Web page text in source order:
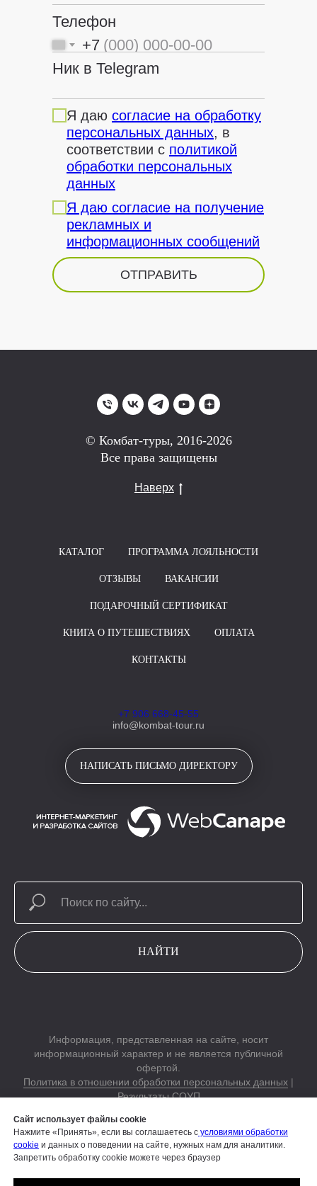
Телефон
+7
Ник в Telegram
Я даю согласие на обработку
персональных данных, в
соответствии с политикой
обработки персональных
данных
Я даю согласие на получение
рекламных и
информационных сообщений
ОТПРАВИТЬ
© Комбат-туры, 2016-2026
Все права защищены
Наверх
КАТАЛОГ ПРОГРАММА ЛОЯЛЬНОСТИ
ОТЗЫВЫ ВАКАНСИИ
ПОДАРОЧНЫЙ СЕРТИФИКАТ
КНИГА О ПУТЕШЕСТВИЯХ ОПЛАТА
КОНТАКТЫ
+7 906 668-45-55
info@kombat-tour.ru
НАПИСАТЬ ПИСЬМО ДИРЕКТОРУ
НАЙТИ
Информация, представленная на сайте, носит
информационный характер и не является публичной
офертой.
Политика в отношении обработки персональных данных |
Результаты СОУП
обработку электронных пользовательских данных
Строим вместе Русский Кэмп на AfrikaBurn, подробности на
Сайт использует файлы cookie
Нажмите «Принять», если вы соглашаетесь с условиями обработки
cookie и данных о поведении на сайте, нужных нам для аналитики.
Запретить обработку cookie можете через браузер